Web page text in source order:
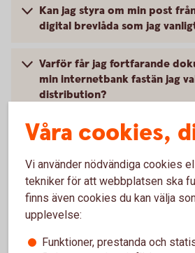
Kan jag styra om min post
digital brevlåda som jag
Varför får jag fortfarande
min internetbank fastän jag
distribution?
Hur stänger jag av det postala
Kontakta oss
Våra cookies,
Vi använder nödvändiga cookies
tekniker för att webbplatsen ska
finns även cookies du kan välja
upplevelse:
Funktioner, prestanda och